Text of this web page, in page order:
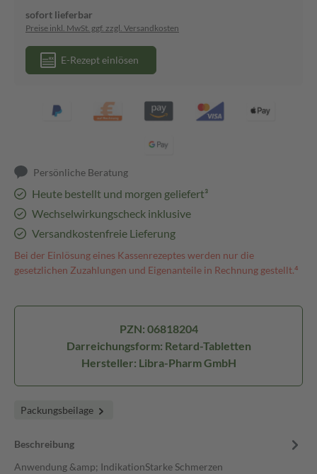
sofort lieferbar
Preise inkl. MwSt. ggf. zzgl. Versandkosten
E-Rezept einlösen
Persönliche Beratung
Heute bestellt und morgen geliefert³
Wechselwirkungscheck inklusive
Versandkostenfreie Lieferung
Bei der Einlösung eines Kassenrezeptes werden nur die
gesetzlichen Zuzahlungen und Eigenanteile in Rechnung gestellt.⁴
PZN: 06818204
Darreichungsform: Retard-Tabletten
Hersteller: Libra-Pharm GmbH
Packungsbeilage
Beschreibung
Anwendung &amp; IndikationStarke Schmerzen